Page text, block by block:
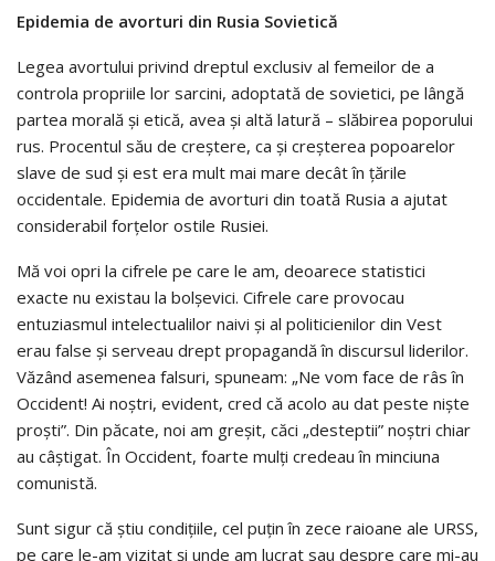
Epidemia de avorturi din Rusia Sovietică
Legea avortului privind dreptul exclusiv al femeilor de a
controla propriile lor sarcini, adoptată de sovietici, pe lângă
partea morală și etică, avea și altă latură – slăbirea poporului
rus. Procentul său de creștere, ca și creșterea popoarelor
slave de sud și est era mult mai mare decât în țările
occidentale. Epidemia de avorturi din toată Rusia a ajutat
considerabil forțelor ostile Rusiei.
Mă voi opri la cifrele pe care le am, deoarece statistici
exacte nu existau la bolșevici. Cifrele care provocau
entuziasmul intelectualilor naivi și al politicienilor din Vest
erau false și serveau drept propagandă în discursul liderilor.
Văzând asemenea falsuri, spuneam: „Ne vom face de râs în
Occident! Ai noștri, evident, cred că acolo au dat peste niște
proști”. Din păcate, noi am greșit, căci „desteptii” noștri chiar
au câștigat. În Occident, foarte mulți credeau în minciuna
comunistă.
Sunt sigur că știu condițiile, cel puțin în zece raioane ale URSS,
pe care le-am vizitat și unde am lucrat sau despre care mi-au